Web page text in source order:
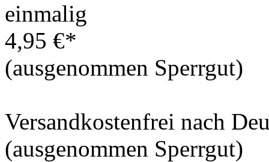
einmalig
4,95 €*
(ausgenommen Sperrgut)
Versandkostenfrei nach
(ausgenommen Sperrgut)